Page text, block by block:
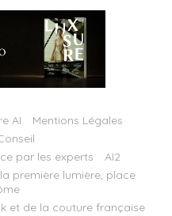
AI
Mentions Légales
par les experts
AI2
première lumière, place
et de la couture française